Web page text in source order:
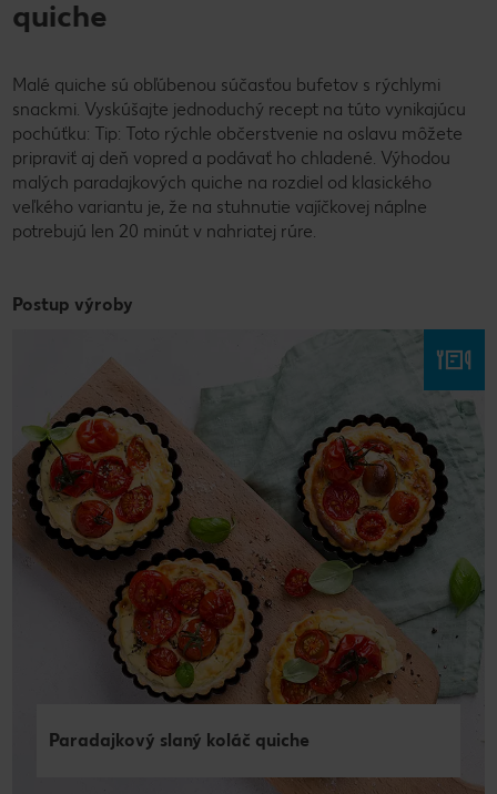
quiche
Malé quiche sú obľúbenou súčasťou bufetov s rýchlymi
snackmi. Vyskúšajte jednoduchý recept na túto vynikajúcu
pochúťku: Tip: Toto rýchle občerstvenie na oslavu môžete
pripraviť aj deň vopred a podávať ho chladené. Výhodou
malých paradajkových quiche na rozdiel od klasického
veľkého variantu je, že na stuhnutie vajíčkovej náplne
potrebujú len 20 minút v nahriatej rúre.
Postup výroby
Paradajkový slaný koláč quiche